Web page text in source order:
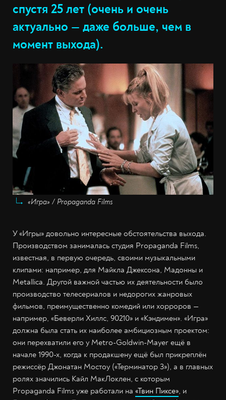
спустя 25 лет (очень и очень
актуально — даже больше, чем в
момент выхода).
«Игра» / Propaganda Films
У «Игры» довольно интересные обстоятельства выхода.
Производством занималась студия Propaganda Films,
известная, в первую очередь, своими музыкальными
клипами: например, для Майкла Джексона, Мадонны и
Metallica. Другой важной частью их деятельности было
производство телесериалов и недорогих жанровых
фильмов, преимущественно комедий или хорроров —
например, «Беверли Хиллс, 90210» и «Кэндимен». «Игра»
должна была стать их наиболее амбициозным проектом:
они перехватили его у Metro-Goldwin-Mayer ещё в
начале 1990-х, когда к продакшену ещё был прикреплён
режиссёр Джонатан Мостоу («Терминатор 3»), а в главных
ролях значились Кайл МакЛоклен, с которым
Propaganda Films уже работали на «Твин Пиксе», и